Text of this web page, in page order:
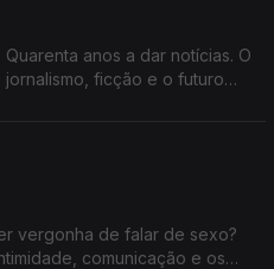
anos a dar notícias. O
ficção e o futuro
vergonha de falar de sexo?
comunicação e os